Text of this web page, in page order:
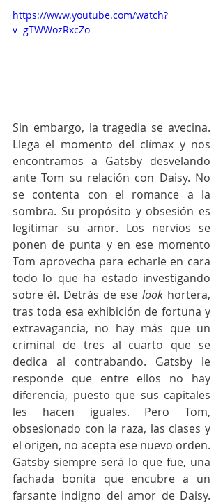
https://www.youtube.com/watch?
v=gTWWozRxcZo
Sin embargo, la tragedia se avecina.
Llega el momento del clímax y nos
encontramos a Gatsby desvelando
ante Tom su relación con Daisy. No
se contenta con el romance a la
sombra. Su propósito y obsesión es
legitimar su amor. Los nervios se
ponen de punta y en ese momento
Tom aprovecha para echarle en cara
todo lo que ha estado investigando
sobre él. Detrás de ese look hortera,
tras toda esa exhibición de fortuna y
extravagancia, no hay más que un
criminal de tres al cuarto que se
dedica al contrabando. Gatsby le
responde que entre ellos no hay
diferencia, puesto que sus capitales
les hacen iguales. Pero Tom,
obsesionado con la raza, las clases y
el origen, no acepta ese nuevo orden.
Gatsby siempre será lo que fue, una
fachada bonita que encubre a un
farsante indigno del amor de Daisy.